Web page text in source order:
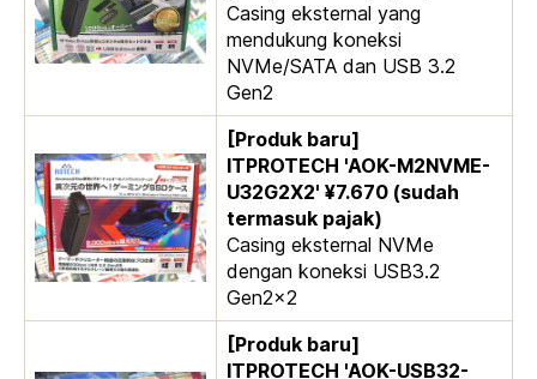
Casing eksternal yang
mendukung koneksi
NVMe/SATA dan USB 3.2
Gen2
[Produk baru]
ITPROTECH 'AOK-M2NVME-
U32G2X2' ¥7.670 (sudah
termasuk pajak)
Casing eksternal NVMe
dengan koneksi USB3.2
Gen2x2
[Produk baru]
ITPROTECH 'AOK-USB32-